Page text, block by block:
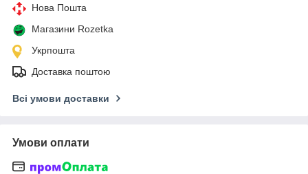
Нова Пошта
Магазини Rozetka
Укрпошта
Доставка поштою
Всі умови доставки
Умови оплати